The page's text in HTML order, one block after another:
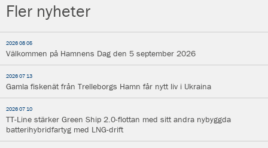
Fler nyheter
2026 08 05
Välkommen på Hamnens Dag den 5 september 2026
2026 07 13
Gamla fiskenät från Trelleborgs Hamn får nytt liv i Ukraina
2026 07 10
TT-Line stärker Green Ship 2.0-flottan med sitt andra nybyggda
batterihybridfartyg med LNG-drift